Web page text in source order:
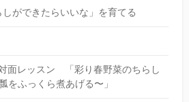
ができたらいいな」を育てる
対面レッスン 「彩り春野菜のちらし
をふっくら煮あげる〜」